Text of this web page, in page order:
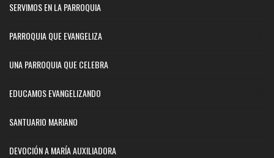
SERVIMOS EN LA PARROQUIA
PARROQUIA QUE EVANGELIZA
UNA PARROQUIA QUE CELEBRA
EDUCAMOS EVANGELIZANDO
SANTUARIO MARIANO
DEVOCIÓN A MARÍA AUXILIADORA